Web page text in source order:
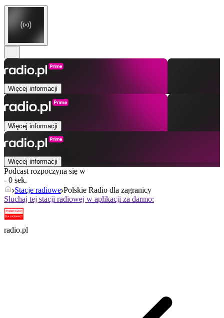
Więcej informacji
Więcej informacji
Więcej informacji
Podcast rozpoczyna się w
- 0 sek.
Stacje radiowe Polskie Radio dla zagranicy
Słuchaj tej stacji radiowej w aplikacji za darmo:
radio.pl